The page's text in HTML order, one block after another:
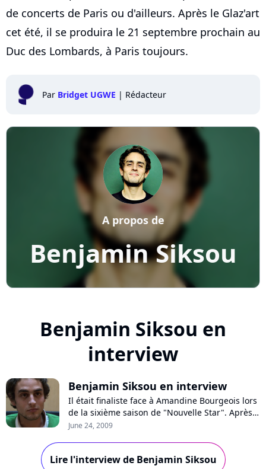
de concerts de Paris ou d'ailleurs. Après le Glaz'art
cet été, il se produira le 21 septembre prochain au
Duc des Lombards, à Paris toujours.
Par Bridget UGWE | Rédacteur
Benjamin Siksou
A propos de
Benjamin Siksou en
interview
Benjamin Siksou en interview
Il était finaliste face à Amandine Bourgeois lors
de la sixième saison de "Nouvelle Star". Après
son premier single "My Eternity", Benjamin
11/04/09", actuellement porté par la reprise
d'Alain Bashung, "Madame rêve". Nous l'avons
June 24, 2009
Lire l'interview de Benjamin Siksou